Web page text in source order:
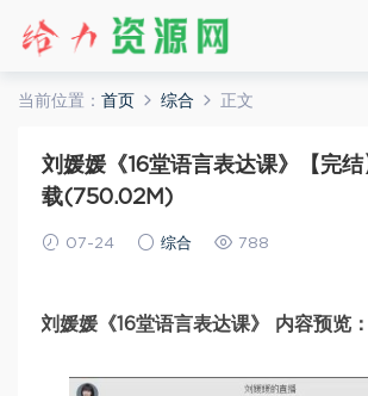
当前位置： 首页 综合 正文
刘媛媛《16堂语言表达课》【完结
载(750.02M)
07-24 综合 788
刘媛媛《16堂语言表达课》 内容预览：